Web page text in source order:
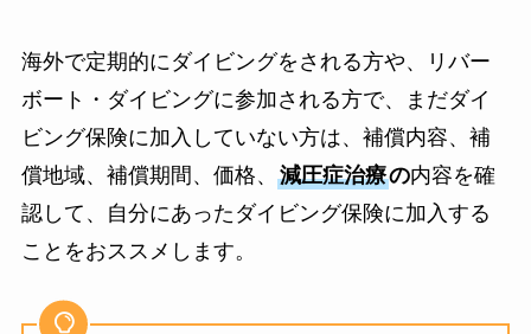
海外で定期的にダイビングをされる方や、リバー
ボート・ダイビングに参加される方で、まだダイ
ビング保険に加入していない方は、補償内容、補
償地域、補償期間、価格、 減圧症治療の内容を確
認して、自分にあったダイビング保険に加入する
ことをおススメします。